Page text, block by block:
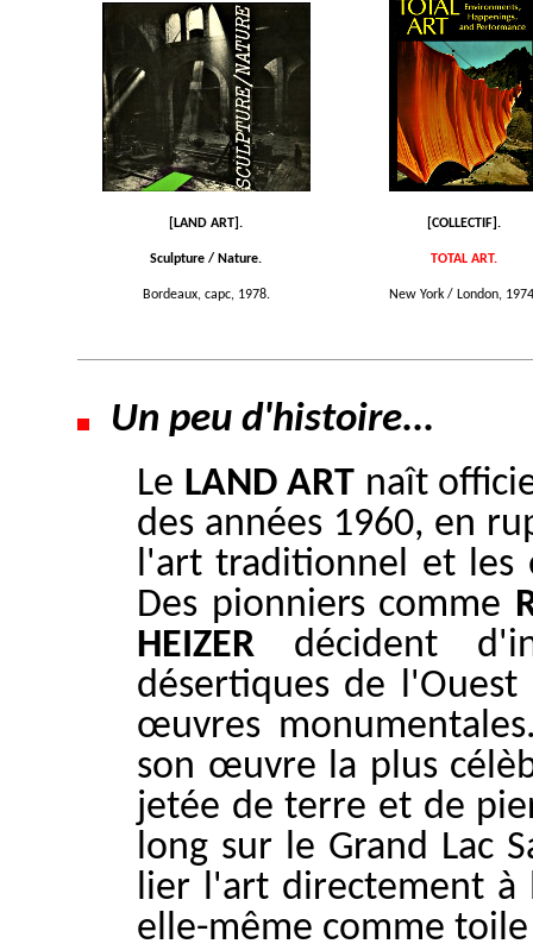
[LAND ART].
Sculpture / Nature.
Bordeaux, capc, 1978.
[COLLECTIF].
TOTAL ART.
New York / London,
Un peu d'histoire...
Le LAND ART naît
des années 1960, en
l'art traditionnel et les
Des pionniers comme
HEIZER décident
désertiques de
œuvres
son œuvre la plus
jetée de terre et de
long sur le Grand Lac
lier l'art directement à
elle-même comme